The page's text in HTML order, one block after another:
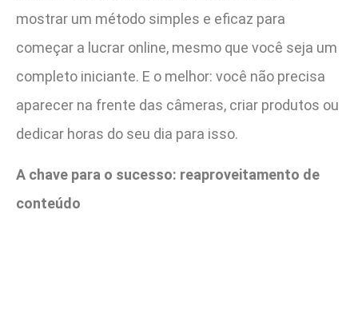
mostrar um método simples e eficaz para
começar a lucrar online, mesmo que você seja um
completo iniciante. E o melhor: você não precisa
aparecer na frente das câmeras, criar produtos ou
dedicar horas do seu dia para isso.
A chave para o sucesso: reaproveitamento de
conteúdo